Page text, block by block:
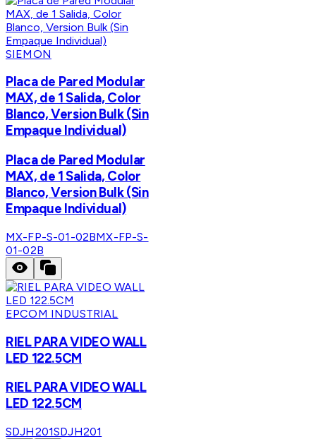
SIEMON
Placa de Pared Modular
MAX, de 1 Salida, Color
Blanco, Version Bulk (Sin
Empaque Individual)
Placa de Pared Modular
MAX, de 1 Salida, Color
Blanco, Version Bulk (Sin
Empaque Individual)
MX-FP-S-01-02BMX-FP-S-
01-02B
EPCOM INDUSTRIAL
RIEL PARA VIDEO WALL
LED 122.5CM
RIEL PARA VIDEO WALL
LED 122.5CM
SDJH201SDJH201